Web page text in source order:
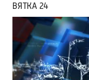
ВЯТКА 24